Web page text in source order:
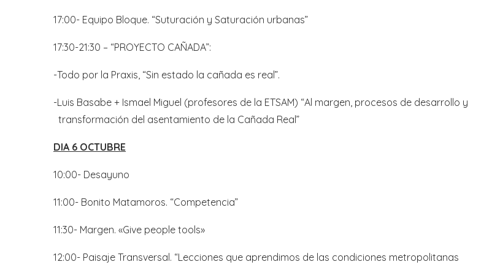
17:00- Equipo Bloque. “Suturación y Saturación urbanas”
17:30-21:30 – “PROYECTO CAÑADA”:
-Todo por la Praxis, “Sin estado la cañada es real”.
-Luis Basabe + Ismael Miguel (profesores de la ETSAM) “Al margen, procesos de desarrollo y
transformación del asentamiento de la Cañada Real”
DIA 6 OCTUBRE
10:00- Desayuno
11:00- Bonito Matamoros. “Competencia”
11:30- Margen. «Give people tools»
12:00- Paisaje Transversal. “Lecciones que aprendimos de las condiciones metropolitanas